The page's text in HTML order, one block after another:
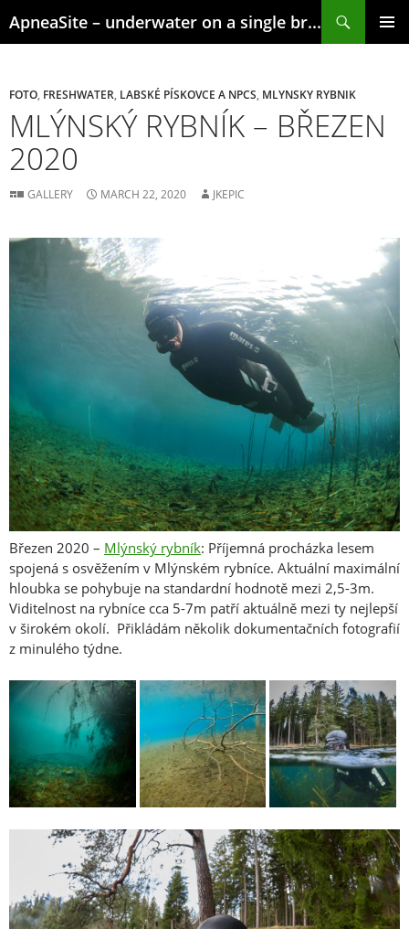
to
ApneaSite – underwater on a single breath
FOTO FRESHWATER LABSKÉ PÍSKOVCE A NPCS MLYNSKY RYBNIK
MLÝNSKÝ RYBNÍK – BŘEZEN
2020
GALLERY MARCH 22, 2020 JKEPIC
Březen 2020 – Mlýnský rybník: Příjemná procházka lesem
spojená s osvěžením v Mlýnském rybníce. Aktuální maximální
hloubka se pohybuje na standardní hodnotě mezi 2,5-3m.
Viditelnost na rybníce cca 5-7m patří aktuálně mezi ty nejlepší
v širokém okolí. Přikládám několik dokumentačních fotografií
z minulého týdne.